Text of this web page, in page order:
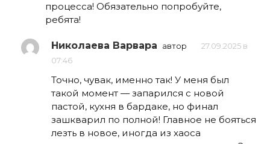
процесса! Обязательно попробуйте,
ребята!
Николаева Варвара автор
27.09.2025 в
07:46
Точно, чувак, именно так! У меня был
такой момент — запарился с новой
пастой, кухня в бардаке, но финал
зашкварил по полной! Главное не бояться
лезть в новое, иногда из хаоса